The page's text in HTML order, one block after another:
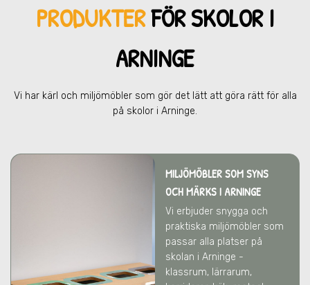
PRODUKTERFÖR SKOLOR I
ARNINGE
Vi har kärl och miljömöbler som gör det lätt att göra rätt för alla
på skolor i Arninge.
MILJÖMÖBLER SOM SYNS
OCH MÄRKSI ARNINGE
Vi erbjuder snygga och
praktiska miljömöbler som
passar alla platser på
skolan i Arninge -
klassrum, lärrarum,